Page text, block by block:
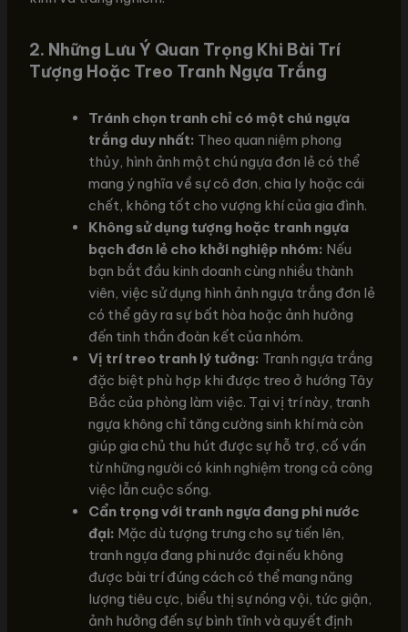
2. Những Lưu Ý Quan Trọng Khi Bài Trí
Tượng Hoặc Treo Tranh Ngựa Trắng
Tránh chọn tranh chỉ có một chú ngựa
trắng duy nhất: Theo quan niệm phong
thủy, hình ảnh một chú ngựa đơn lẻ có thể
mang ý nghĩa về sự cô đơn, chia ly hoặc cái
chết, không tốt cho vượng khí của gia đình.
Không sử dụng tượng hoặc tranh ngựa
bạch đơn lẻ cho khởi nghiệp nhóm: Nếu
bạn bắt đầu kinh doanh cùng nhiều thành
viên, việc sử dụng hình ảnh ngựa trắng đơn lẻ
có thể gây ra sự bất hòa hoặc ảnh hưởng
đến tinh thần đoàn kết của nhóm.
Vị trí treo tranh lý tưởng: Tranh ngựa trắng
đặc biệt phù hợp khi được treo ở hướng Tây
Bắc của phòng làm việc. Tại vị trí này, tranh
ngựa không chỉ tăng cường sinh khí mà còn
giúp gia chủ thu hút được sự hỗ trợ, cố vấn
từ những người có kinh nghiệm trong cả công
việc lẫn cuộc sống.
Cẩn trọng với tranh ngựa đang phi nước
đại: Mặc dù tượng trưng cho sự tiến lên,
tranh ngựa đang phi nước đại nếu không
được bài trí đúng cách có thể mang năng
lượng tiêu cực, biểu thị sự nóng vội, tức giận,
ảnh hưởng đến sự bình tĩnh và quyết định